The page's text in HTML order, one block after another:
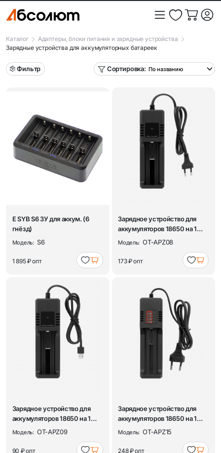
Каталог
Адаптеры, блоки питания и зарядные устройства
Зарядные устройства для аккумуляторных батареек
Фильтр Сортировка:
E SYB S6 ЗУ для аккум. (6
гнёзд)
Модель: S6
1 895 ₽опт
Зарядное устройство для
аккумуляторов 18650 на 1
слот Орбита...
Модель: OT-APZ08
173 ₽опт
Зарядное устройство для
аккумуляторов 18650 на 1
слот Орбита...
Модель: OT-APZ09
90 ₽опт
Зарядное устройство для
аккумуляторов 18650 на 1
слот Орбита...
Модель: OT-APZ15
248 ₽опт